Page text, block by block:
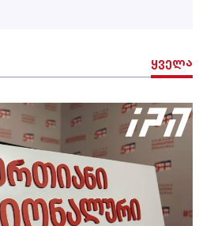
ყველა